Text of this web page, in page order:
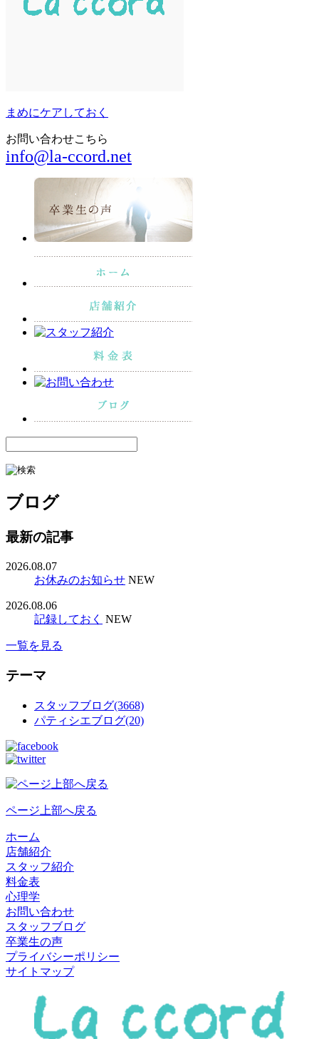
まめにケアしておく
お問い合わせこちら
info@la-ccord.net
ブログ
最新の記事
2026.08.07
お休みのお知らせ NEW
2026.08.06
記録しておく NEW
一覧を見る
テーマ
スタッフブログ(3668)
パティシエブログ(20)
ページ上部へ戻る
ホーム
店舗紹介
スタッフ紹介
料金表
心理学
お問い合わせ
スタッフブログ
卒業生の声
プライバシーポリシー
サイトマップ